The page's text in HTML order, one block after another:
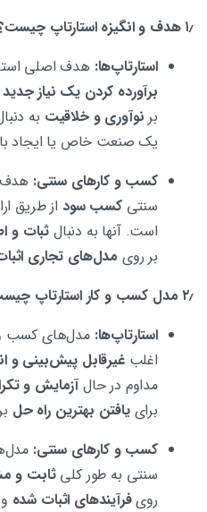
۱٫ هدف و انگیزه استارتاپ چیست؟ :
استارتاپ‌ها: هدف اصلی
برآورده کردن یک نیاز جدید
بر نوآوری و خلاقیت به
یک صنعت خاص یا ایجاد
کسب و کارهای سنتی:
سنتیکسب سود از طریق
است. آنها به دنبال ثبات و
بر روی مدل‌های تجاری
۲٫ مدل کسب و کار استارتاپ چیست؟ :
استارتاپ‌ها: مدل‌های کسب و
اغلبغیرقابل پیش‌بینی و
مداوم در حالآزمایش و
براییافتن بهترین راه حل
کسب و کارهای سنتی:
سنتی به طور کلیثابت و
رویفرآیندهای اثبات شده و